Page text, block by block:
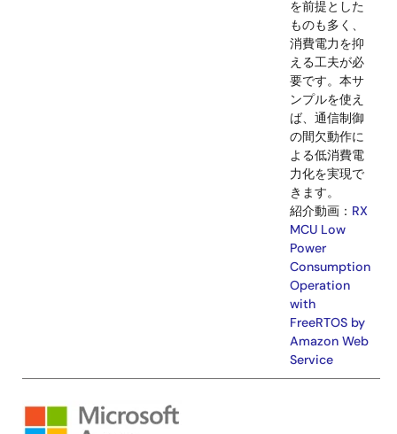
提供して
ます。
Ethernet セカンダ
バイスの
ファーム
アアップ
ト(2nd
サンプル
ドです。
との通信
うゲート
イデバイス
（RX65N
用いて、
ンダリデ
ス用RXマ
ンに対し
画